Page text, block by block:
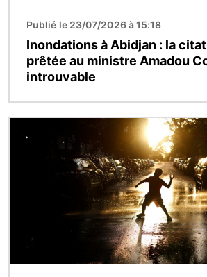
Publié le 23/07/2026 à 15:18
Inondations à Abidjan : la
prêtée au ministre Amadou
introuvable